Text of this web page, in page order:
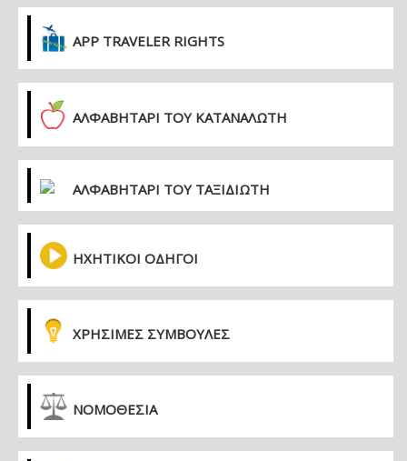
APP TRAVELER RIGHTS
ΑΛΦΑΒΗΤΑΡΙ ΤΟΥ ΚΑΤΑΝΑΛΩΤΗ
ΑΛΦΑΒΗΤΑΡΙ ΤΟΥ ΤΑΞΙΔΙΩΤΗ
ΗΧΗΤΙΚΟΙ ΟΔΗΓΟΙ
ΧΡΗΣΙΜΕΣ ΣΥΜΒΟΥΛΕΣ
ΝΟΜΟΘΕΣΙΑ